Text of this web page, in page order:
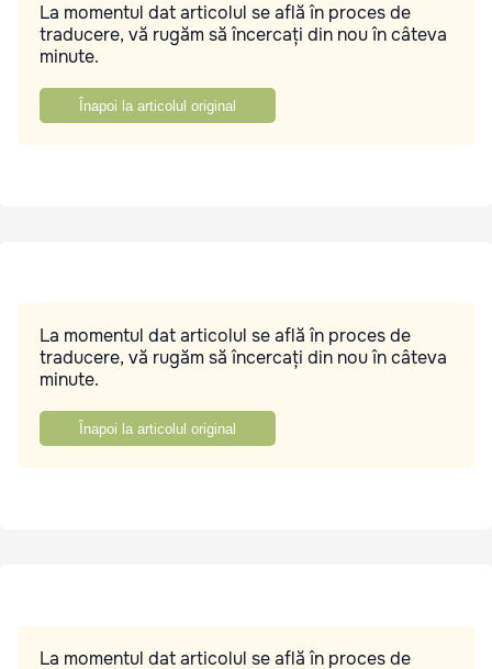
La momentul dat articolul se află în proces de
traducere, vă rugăm să încercați din nou în câteva
minute.
Înapoi la articolul original
La momentul dat articolul se află în proces de
traducere, vă rugăm să încercați din nou în câteva
minute.
Înapoi la articolul original
La momentul dat articolul se află în proces de